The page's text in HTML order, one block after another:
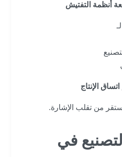
من تقلب الإشارة.
في